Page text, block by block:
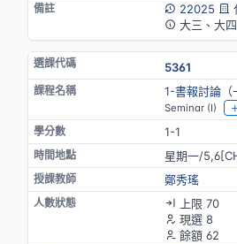
22025
大三、大
5361
1-書報討論（
Seminar (I)
1-1
星期一/
鄭秀瑤
上限 70
現選 8
餘額 62